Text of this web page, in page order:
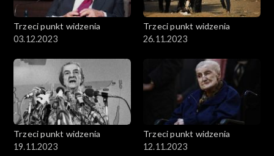
Trzeci punkt widzenia
03.12.2023
Trzeci punkt widzenia
26.11.2023
Trzeci punkt widzenia
19.11.2023
Trzeci punkt widzenia
12.11.2023